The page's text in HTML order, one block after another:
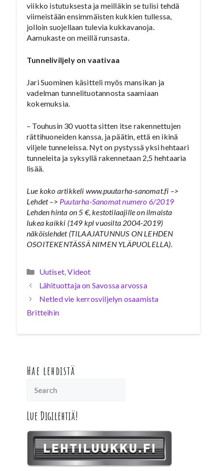
viikko istutuksesta ja meilläkin se tulisi tehdä
viimeistään ensimmäisten kukkien tullessa,
jolloin suojellaan tulevia kukkavanoja.
Aamukaste on meillä runsasta.
Tunneliviljely on vaativaa
Jari Suominen käsitteli myös mansikan ja
vadelman tunnelituotannosta saamiaan
kokemuksia.
– Touhusin 30 vuotta sitten itse rakennettujen
rättihuoneiden kanssa, ja päätin, että en ikinä
viljele tunneleissa. Nyt on pystyssä yksi hehtaari
tunneleita ja syksyllä rakennetaan 2,5 hehtaaria
lisää.
Lue koko artikkeli www.puutarha-sanomat.fi –>
Lehdet –> Puutarha-Sanomat numero 6/2019
Lehden hinta on 5 €, kestotilaajille on ilmaista
lukea kaikki (149 kpl vuosilta 2004-2019)
näköislehdet (TILAAJATUNNUS ON LEHDEN
OSOITEKENTÄSSÄ NIMEN YLÄPUOLELLA).
Kategoriat
Uutiset ,Videot
Lähituottaja on Savossa arvossa
Netled vie kerrosviljelyn osaamista
Britteihin
Hae lehdistä
Lue Digilehtiä!